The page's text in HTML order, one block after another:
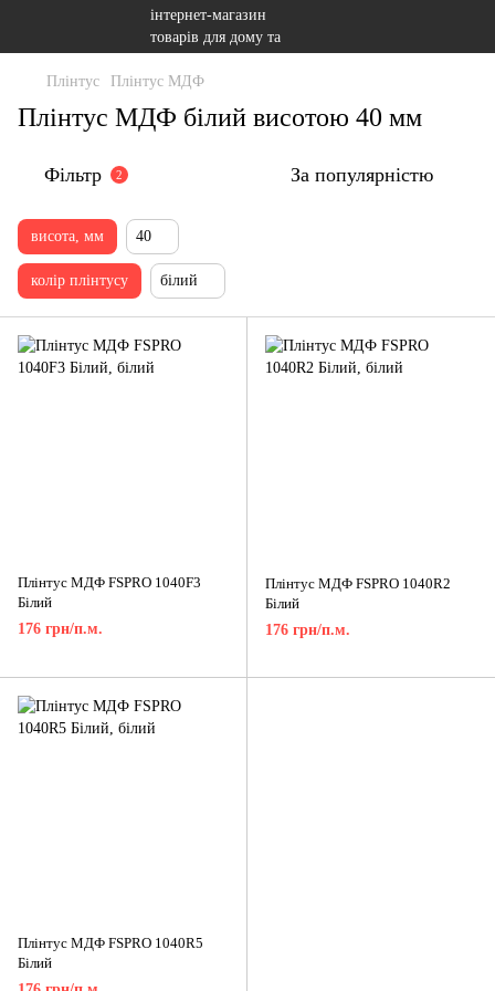
Плінтус Плінтус МДФ
Плінтус МДФ білий висотою 40 мм
Фільтр 2 За популярністю
висота, мм 40
колір плінтусу білий
Плінтус МДФ FSPRO 1040F3
Білий
176 грн/п.м.
Плінтус МДФ FSPRO 1040R2
Білий
176 грн/п.м.
Плінтус МДФ FSPRO 1040R5
Білий